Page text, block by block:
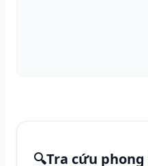
🔍Tra cứu